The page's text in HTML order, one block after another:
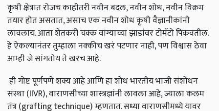
कृषी क्षेत्रात रोजच काहीतरी नवीन बदल, नवीन शोध, नवीन विक्रम
तयार होत असतात, असाच एक नवीन शोध कृषी वैज्ञानीकांनी
लावलाय. आता शेतकरी चक्क वांग्याच्या झाडांवर टोमॅटो पिकवतील.
हे ऐकल्यानंतर तुम्हाला नक्कीच खरं पटणार नाही, पण विश्वास ठेवा
आम्ही जे सांगतोय ते खरच आहे.
ही गोष्ट पूर्णपणे शक्य आहे आणि हा शोध भारतीय भाजी संशोधन
संस्था (IIVR), वाराणसीच्या शास्त्रज्ञांनी लावला आहे, ज्याला कलम
तंत्र (grafting technique) म्हणतात. सध्या वाराणसीमध्ये यावर